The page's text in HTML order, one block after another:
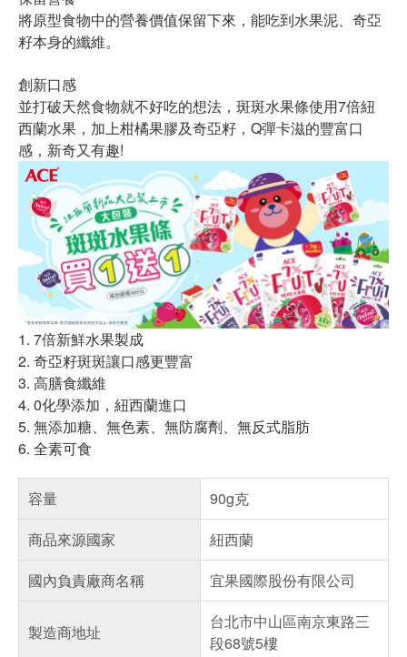
將原型食物中的營養價值保留下來，能吃到水果泥、奇亞
籽本身的纖維。
創新口感
並打破天然食物就不好吃的想法，斑斑水果條使用7倍紐
西蘭水果，加上柑橘果膠及奇亞籽，Q彈卡滋的豐富口
感，新奇又有趣!
1. 7倍新鮮水果製成
2. 奇亞籽斑斑讓口感更豐富
3. 高膳食纖維
4. 0化學添加，紐西蘭進口
5. 無添加糖、無色素、無防腐劑、無反式脂肪
6. 全素可食
容量
90g克
商品來源國家
紐西蘭
國內負責廠商名稱
宜果國際股份有限公司
製造商地址
台北市中山區南京東路三
段68號5樓